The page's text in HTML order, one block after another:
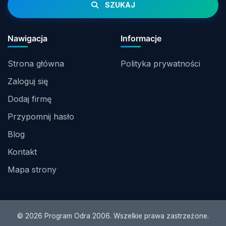
SZUKAJ
Nawigacja
Strona główna
Zaloguj się
Dodaj firmę
Przypomnij hasło
Blog
Kontakt
Mapa strony
Informacje
Polityka prywatności
© 2026 Program Odra 2006. Wszelkie prawa zastrzeżone.